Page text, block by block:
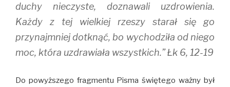
duchy nieczyste, doznawali uzdrowienia.
Każdy z tej wielkiej rzeszy starał się go
przynajmniej dotknąć, bo wychodziła od niego
moc, która uzdrawiała wszystkich.” Łk 6, 12-19
Do powyższego fragmentu Pisma świętego ważny był